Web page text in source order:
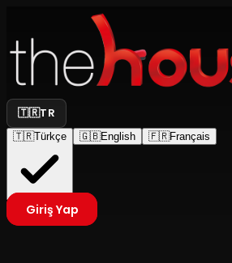
🇹🇷TR
🇹🇷Türkçe 🇬🇧English 🇫🇷Français
Giriş Yap